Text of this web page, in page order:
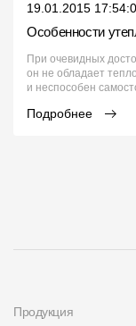
19.01.2015
Особенности
При очевидных
он не обладает
и неспособен
Подробнее
Продукция